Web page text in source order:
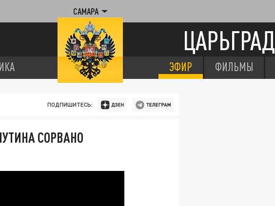
САМАРА
ЦАРЬГРАД
ЭФИР ФИЛЬМЫ
ПОДПИШИТЕСЬ:
СОРВАНО